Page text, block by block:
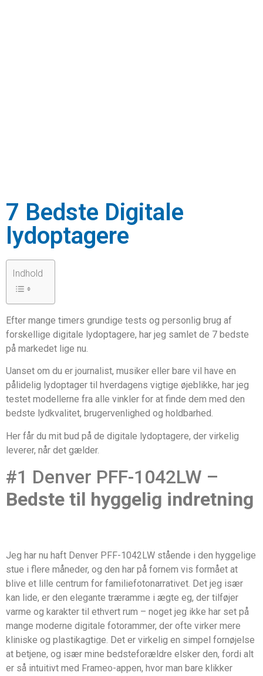
7 Bedste Digitale
lydoptagere
Indhold
Efter mange timers grundige tests og personlig brug af
forskellige digitale lydoptagere, har jeg samlet de 7 bedste
på markedet lige nu.
Uanset om du er journalist, musiker eller bare vil have en
pålidelig lydoptager til hverdagens vigtige øjeblikke, har jeg
testet modellerne fra alle vinkler for at finde dem med den
bedste lydkvalitet, brugervenlighed og holdbarhed.
Her får du mit bud på de digitale lydoptagere, der virkelig
leverer, når det gælder.
#1 Denver PFF-1042LW –
Bedste til hyggelig indretning
Jeg har nu haft Denver PFF-1042LW stående i den hyggelige
stue i flere måneder, og den har på fornem vis formået at
blive et lille centrum for familiefotonarrativet. Det jeg især
kan lide, er den elegante træramme i ægte eg, der tilføjer
varme og karakter til ethvert rum – noget jeg ikke har set på
mange moderne digitale fotorammer, der ofte virker mere
kliniske og plastikagtige. Det er virkelig en simpel fornøjelse
at betjene, og især mine bedsteforældre elsker den, fordi alt
er så intuitivt med Frameo-appen, hvor man bare klikker